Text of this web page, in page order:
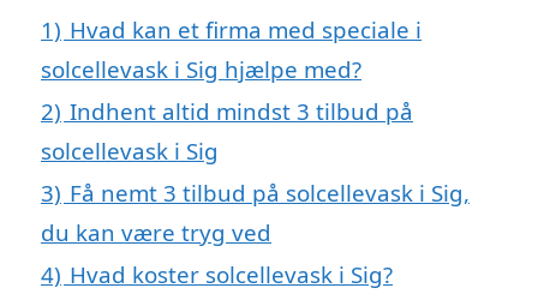
1) Hvad kan et firma med speciale i
solcellevask i Sig hjælpe med?
2) Indhent altid mindst 3 tilbud på
solcellevask i Sig
3) Få nemt 3 tilbud på solcellevask i Sig,
du kan være tryg ved
4) Hvad koster solcellevask i Sig?